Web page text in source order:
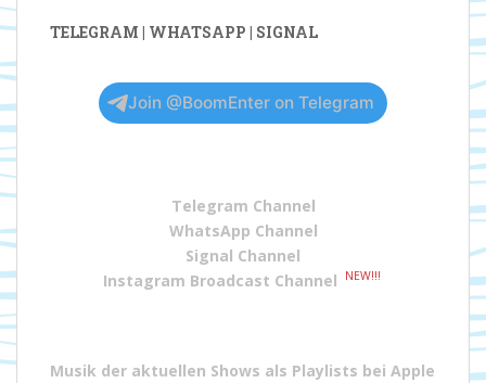
TELEGRAM | WHATSAPP | SIGNAL
Join @BoomEnter on Telegram
Telegram Channel
WhatsApp Channel
Signal Channel
Instagram Broadcast Channel
NEW!!!
Musik der aktuellen Shows als Playlists bei Apple